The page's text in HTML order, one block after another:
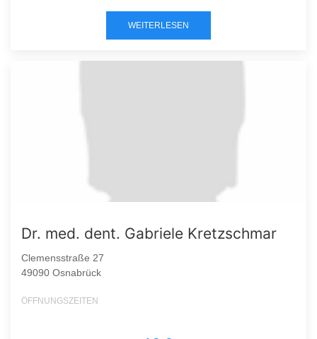
WEITERLESEN
Dr. med. dent. Gabriele Kretzschmar
Clemensstraße 27
49090 Osnabrück
ÖFFNUNGSZEITEN